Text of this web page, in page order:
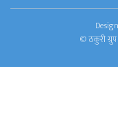
© ठकुरी ग्रुप